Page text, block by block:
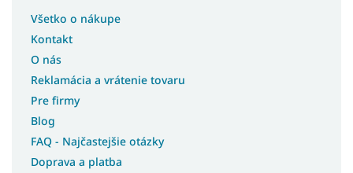
Biele manželské postele s úložným priestorom
Luxusné kontinentálne postele
Všetko o nákupe
Kontakt
O nás
Reklamácia a vrátenie tovaru
Pre firmy
Blog
FAQ - Najčastejšie otázky
Doprava a platba